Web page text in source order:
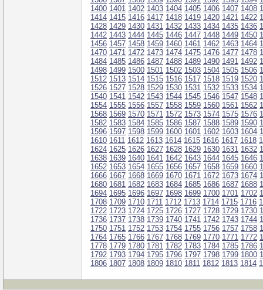
1400 1401 1402 1403 1404 1405 1406 1407 1408
1414 1415 1416 1417 1418 1419 1420 1421 1422
1428 1429 1430 1431 1432 1433 1434 1435 1436
1442 1443 1444 1445 1446 1447 1448 1449 1450
1456 1457 1458 1459 1460 1461 1462 1463 1464
1470 1471 1472 1473 1474 1475 1476 1477 1478
1484 1485 1486 1487 1488 1489 1490 1491 1492
1498 1499 1500 1501 1502 1503 1504 1505 1506
1512 1513 1514 1515 1516 1517 1518 1519 1520
1526 1527 1528 1529 1530 1531 1532 1533 1534
1540 1541 1542 1543 1544 1545 1546 1547 1548
1554 1555 1556 1557 1558 1559 1560 1561 1562
1568 1569 1570 1571 1572 1573 1574 1575 1576
1582 1583 1584 1585 1586 1587 1588 1589 1590
1596 1597 1598 1599 1600 1601 1602 1603 1604
1610 1611 1612 1613 1614 1615 1616 1617 1618
1624 1625 1626 1627 1628 1629 1630 1631 1632
1638 1639 1640 1641 1642 1643 1644 1645 1646
1652 1653 1654 1655 1656 1657 1658 1659 1660
1666 1667 1668 1669 1670 1671 1672 1673 1674
1680 1681 1682 1683 1684 1685 1686 1687 1688
1694 1695 1696 1697 1698 1699 1700 1701 1702
1708 1709 1710 1711 1712 1713 1714 1715 1716
1722 1723 1724 1725 1726 1727 1728 1729 1730
1736 1737 1738 1739 1740 1741 1742 1743 1744
1750 1751 1752 1753 1754 1755 1756 1757 1758
1764 1765 1766 1767 1768 1769 1770 1771 1772
1778 1779 1780 1781 1782 1783 1784 1785 1786
1792 1793 1794 1795 1796 1797 1798 1799 1800
1806 1807 1808 1809 1810 1811 1812 1813 1814